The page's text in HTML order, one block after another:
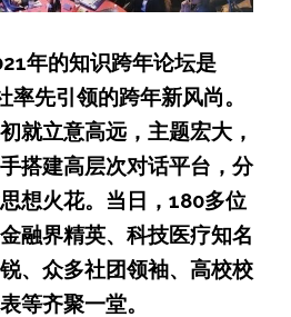
年的知识跨年论坛是
率先引领的跨年新风尚。
就立意高远，主题宏大，
搭建高层次对话平台，分
想火花。当日，180多位
融界精英、科技医疗知名
、众多社团领袖、高校校
等齐聚一堂。